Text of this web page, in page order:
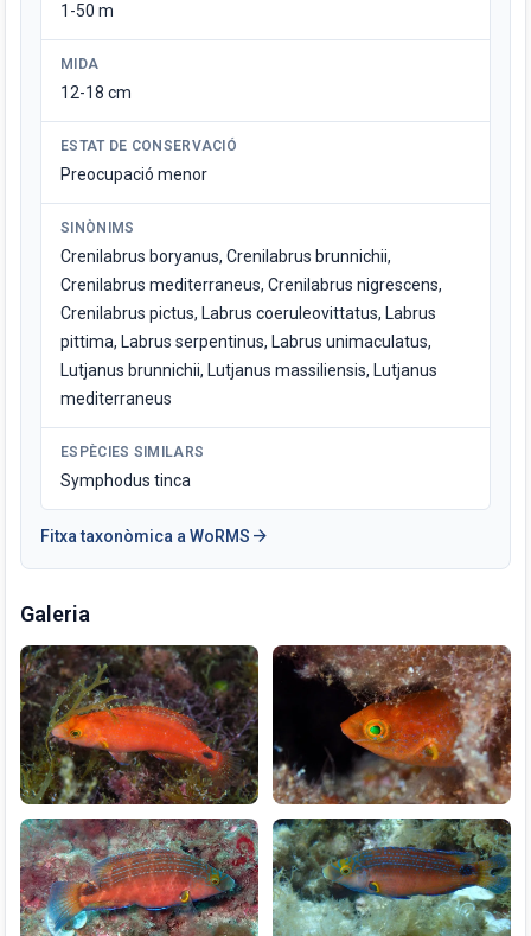
1-50 m
MIDA
12-18 cm
ESTAT DE CONSERVACIÓ
Preocupació menor
SINÒNIMS
Crenilabrus boryanus, Crenilabrus brunnichii,
Crenilabrus mediterraneus, Crenilabrus nigrescens,
Crenilabrus pictus, Labrus coeruleovittatus, Labrus
pittima, Labrus serpentinus, Labrus unimaculatus,
Lutjanus brunnichii, Lutjanus massiliensis, Lutjanus
mediterraneus
ESPÈCIES SIMILARS
Symphodus tinca
Fitxa taxonòmica a WoRMS arrow_forward
Galeria